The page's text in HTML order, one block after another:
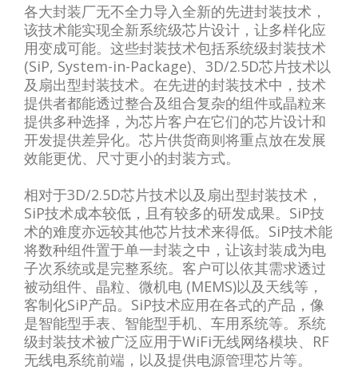
各大封装厂无不全力导入全新的先进封装技术，
该技术能实现全新系统级芯片设计，让多样化应
用变成可能。这些封装技术包括系统级封装技术
(SiP, System-in-Package)、3D/2.5D芯片技术以
及扇出型封装技术。在先进的封装技术中，技术
提供者都能透过整合及组合复杂的组件或晶粒来
提供多种选择，为芯片客户在它们的芯片设计和
开发提供差异化。芯片供货商则将重点放在发展
效能更优、尺寸更小的封装方式。
相对于3D/2.5D芯片技术以及扇出型封装技术，
SiP技术成本较低，且有较多的研发成果。SiP技
术的难度亦远较其他芯片技术来得低。SiP技术能
将数种组件置于单一封装之中，让该封装成为电
子次系统或是完整系统。客户可以依其需求透过
被动组件、晶粒、微机电 (MEMS)以及天线等，
客制化SiP产品。SiP技术应用在各式的产品，像
是智能型手表、智能型手机、车用系统等。系统
级封装技术被广泛应用于WiFi无线网络模块、RF
无线电系统前端，以及提供电源管理芯片等。